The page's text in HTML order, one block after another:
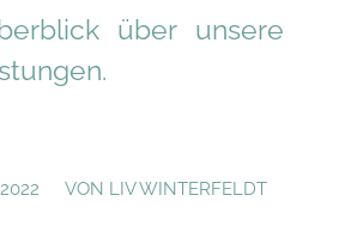
über unsere
VON LIV WINTERFELDT